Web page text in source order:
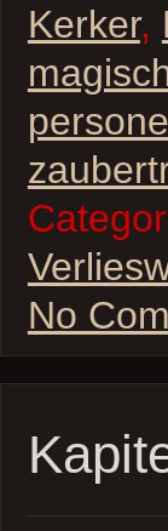
Kerker,
No